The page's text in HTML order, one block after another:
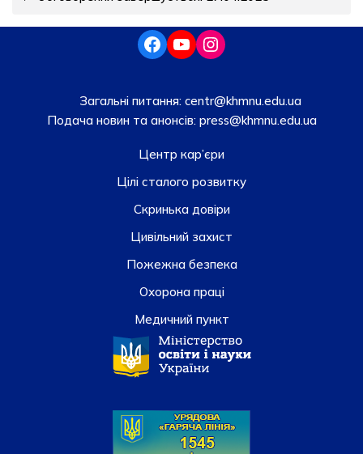
Загальні питання: centr@khmnu.edu.ua
Подача новин та анонсів:press@khmnu.edu.ua
Центр кар’єри
Цілі сталого розвитку
Скринька довiри
Цивільний захист
Пожежна безпека
Охорона праці
Медичний пункт